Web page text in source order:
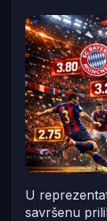
U
savršenu